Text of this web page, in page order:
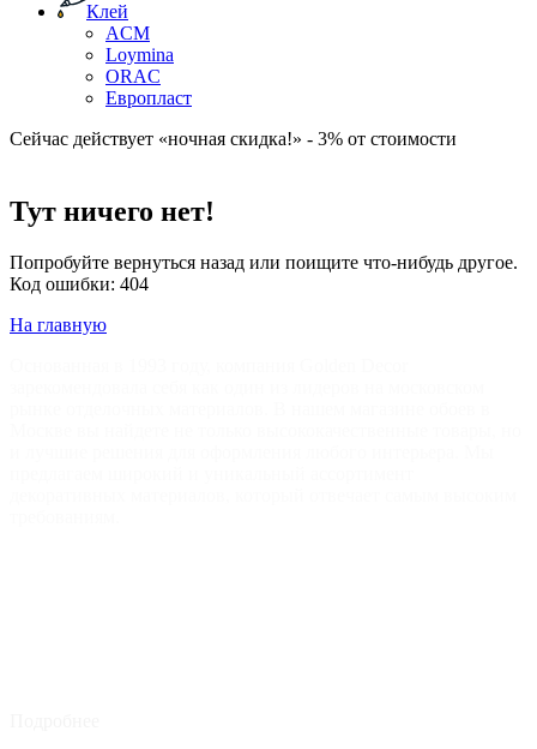
Клей
ACM
Loymina
ORAC
Европласт
Сейчас действует «ночная скидка!» - 3% от стоимости
Тут ничего нет!
Попробуйте вернуться назад или поищите что-нибудь другое.
Код ошибки: 404
На главную